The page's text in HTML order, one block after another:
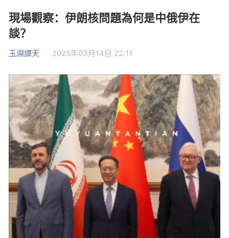
現場觀察：伊朗核問題為何是中俄伊在
談？
玉淵譚天 2025年03月14日 22:11